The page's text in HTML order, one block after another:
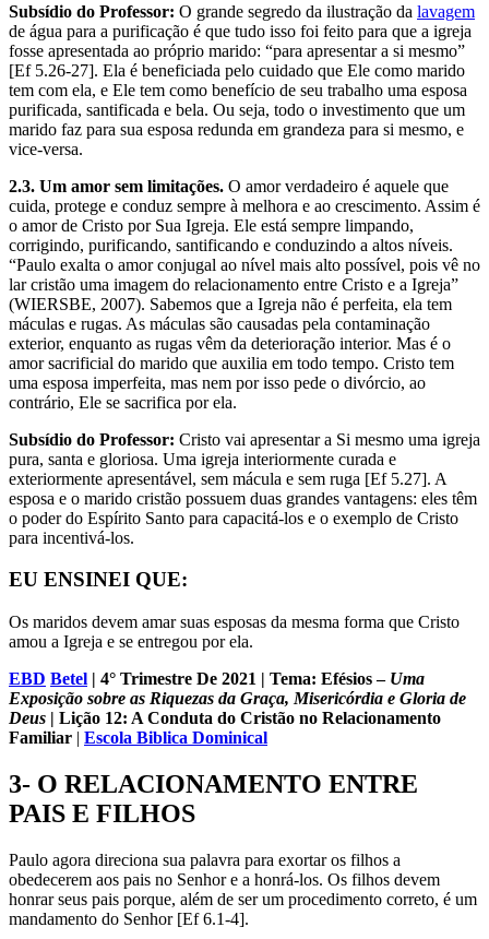
Subsídio do Professor: O grande segredo da ilustração da lavagem
de água para a purificação é que tudo isso foi feito para que a igreja
fosse apresentada ao próprio marido: “para apresentar a si mesmo”
[Ef 5.26-27]. Ela é beneficiada pelo cuidado que Ele como marido
tem com ela, e Ele tem como benefício de seu trabalho uma esposa
purificada, santificada e bela. Ou seja, todo o investimento que um
marido faz para sua esposa redunda em grandeza para si mesmo, e
vice-versa.
2.3. Um amor sem limitações. O amor verdadeiro é aquele que
cuida, protege e conduz sempre à melhora e ao crescimento. Assim é
o amor de Cristo por Sua Igreja. Ele está sempre limpando,
corrigindo, purificando, santificando e conduzindo a altos níveis.
“Paulo exalta o amor conjugal ao nível mais alto possível, pois vê no
lar cristão uma imagem do relacionamento entre Cristo e a Igreja”
(WIERSBE, 2007). Sabemos que a Igreja não é perfeita, ela tem
máculas e rugas. As máculas são causadas pela contaminação
exterior, enquanto as rugas vêm da deterioração interior. Mas é o
amor sacrificial do marido que auxilia em todo tempo. Cristo tem
uma esposa imperfeita, mas nem por isso pede o divórcio, ao
contrário, Ele se sacrifica por ela.
Subsídio do Professor: Cristo vai apresentar a Si mesmo uma igreja
pura, santa e gloriosa. Uma igreja interiormente curada e
exteriormente apresentável, sem mácula e sem ruga [Ef 5.27]. A
esposa e o marido cristão possuem duas grandes vantagens: eles têm
o poder do Espírito Santo para capacitá-los e o exemplo de Cristo
para incentivá-los.
EU ENSINEI QUE:
Os maridos devem amar suas esposas da mesma forma que Cristo
amou a Igreja e se entregou por ela.
EBD Betel | 4° Trimestre De 2021 | Tema: Efésios – Uma
Exposição sobre as Riquezas da Graça, Misericórdia e Gloria de
Deus | Lição 12: A Conduta do Cristão no Relacionamento
Familiar | Escola Biblica Dominical
3- O RELACIONAMENTO ENTRE
PAIS E FILHOS
Paulo agora direciona sua palavra para exortar os filhos a
obedecerem aos pais no Senhor e a honrá-los. Os filhos devem
honrar seus pais porque, além de ser um procedimento correto, é um
mandamento do Senhor [Ef 6.1-4].